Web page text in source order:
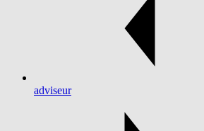
adviseur